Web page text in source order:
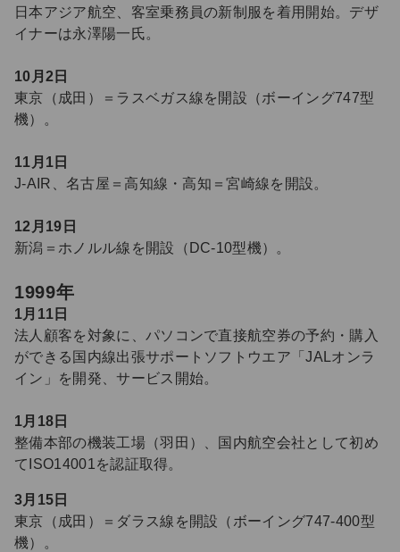
日本アジア航空、客室乗務員の新制服を着用開始。デザ
イナーは永澤陽一氏。
10月2日
東京（成田）＝ラスベガス線を開設（ボーイング747型
機）。
11月1日
J-AIR、名古屋＝高知線・高知＝宮崎線を開設。
12月19日
新潟＝ホノルル線を開設（DC-10型機）。
1999年
1月11日
法人顧客を対象に、パソコンで直接航空券の予約・購入
ができる国内線出張サポートソフトウエア「JALオンラ
イン」を開発、サービス開始。
1月18日
整備本部の機装工場（羽田）、国内航空会社として初め
てISO14001を認証取得。
3月15日
東京（成田）＝ダラス線を開設（ボーイング747-400型
機）。